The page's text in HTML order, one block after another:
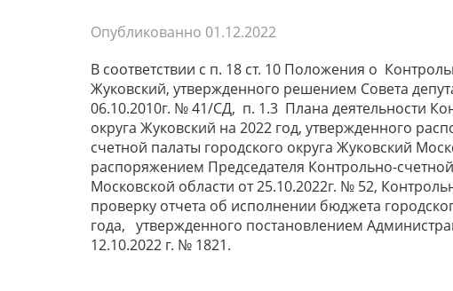
Опубликованно 01.12.2022
В соответствии с п. 18 ст. 10 Положения о
Жуковский, утвержденного решением Совета
06.10.2010г. № 41/СД, п. 1.3 Плана деятельности
округа Жуковский на 2022 год, утвержденного
счетной палаты городского округа Жуковский
распоряжением Председателя Контрольно-
Московской области от 25.10.2022г. № 52,
проверку отчета об исполнении бюджета
года, утвержденного постановлением
12.10.2022 г. № 1821.